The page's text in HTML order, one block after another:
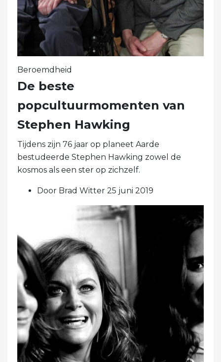
Beroemdheid
De beste
popcultuurmomenten van
Stephen Hawking
Tijdens zijn 76 jaar op planeet Aarde
bestudeerde Stephen Hawking zowel de
kosmos als een ster op zichzelf.
Door Brad Witter 25 juni 2019